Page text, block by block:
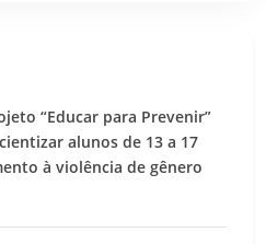
“Educar para Prevenir”
alunos de 13 a 17
à violência de gênero